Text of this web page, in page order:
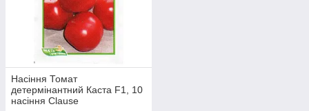
Насіння Томат
детермінантний Каста F1, 10
насіння Clause